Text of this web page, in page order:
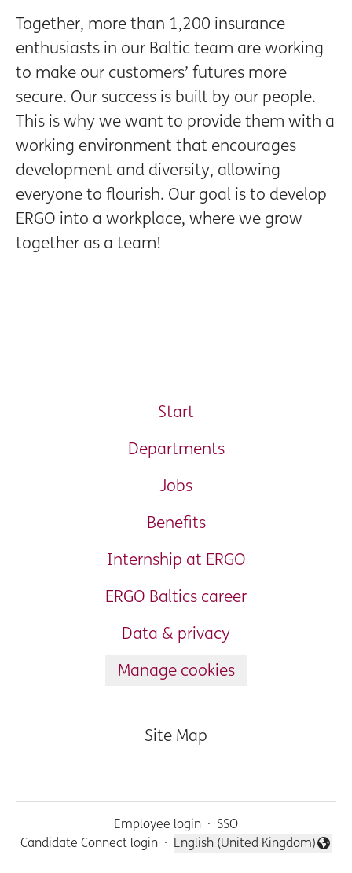
Together, more than 1,200 insurance
enthusiasts in our Baltic team are working
to make our customers’ futures more
secure. Our success is built by our people.
This is why we want to provide them with a
working environment that encourages
development and diversity, allowing
everyone to flourish. Our goal is to develop
ERGO into a workplace, where we grow
together as a team!
Start
Departments
Jobs
Benefits
Internship at ERGO
ERGO Baltics career
Data & privacy
Manage cookies
Site Map
Employee login · SSO
Candidate Connect login ·
Change language
English (United Kingdom)